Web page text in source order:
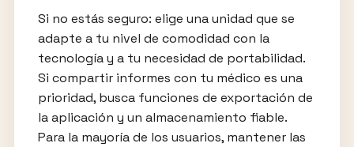
Si no estás seguro: elige una unidad que se
adapte a tu nivel de comodidad con la
tecnología y a tu necesidad de portabilidad.
Si compartir informes con tu médico es una
prioridad, busca funciones de exportación de
la aplicación y un almacenamiento fiable.
Para la mayoría de los usuarios, mantener las